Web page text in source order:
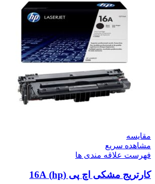
مقایسه
مشاهده سریع
فهرست علاقه مندی ها
کارتریج مشکی اچ پی (hp) 16A